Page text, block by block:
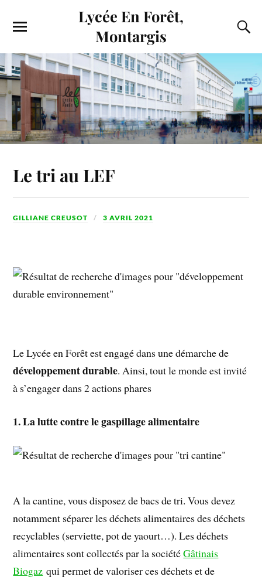
Lycée En Forêt,
Montargis
Le tri au LEF
GILLIANE CREUSOT 3 AVRIL 2021
Le Lycée en Forêt est engagé dans une démarche de
développement durable. Ainsi, tout le monde est invité
à s’engager dans 2 actions phares
1. La lutte contre le gaspillage alimentaire
A la cantine, vous disposez de bacs de tri. Vous devez
notamment séparer les déchets alimentaires des déchets
recyclables (serviette, pot de yaourt…). Les déchets
alimentaires sont collectés par la sociétéGâtinais
Biogaz qui permet de valoriser ces déchets et de